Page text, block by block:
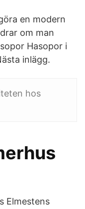
en modern
om man
Hasopor i
inlägg.
hos
Elmestens